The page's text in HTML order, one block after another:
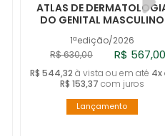
1ªedição/2026
ATLAS DE
DO GENITAL MASCULINO
R$ 630,00 R$ 567,00
R$ 544,32 à vista ou em até 4x
R$ 153,37 com juros
Lançamento